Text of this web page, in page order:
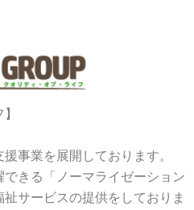
事業を展開しております。
きる「ノーマライゼーション
サービスの提供をしておりま